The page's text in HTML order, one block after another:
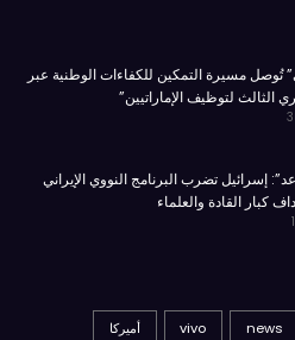
تُوصل مسيرة التمكين للكفاءات الوطنية عبر
الثالث لتوظيف الإماراتيين”
إسرائيل تضرب البرنامج النووي الإيراني
كبار القادة والعلماء
news
vivo أميركا